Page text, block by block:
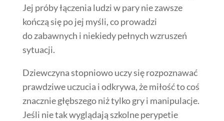
Jej próby łączenia ludzi w pary nie zawsze
kończą się po jej myśli, co prowadzi
do zabawnych i niekiedy pełnych wzruszeń
sytuacji.
Dziewczyna stopniowo uczy się rozpoznawać
prawdziwe uczucia i odkrywa, że miłość to coś
znacznie głębszego niż tylko gry i manipulacje.
Jeśli nie tak wyglądają szkolne perypetie